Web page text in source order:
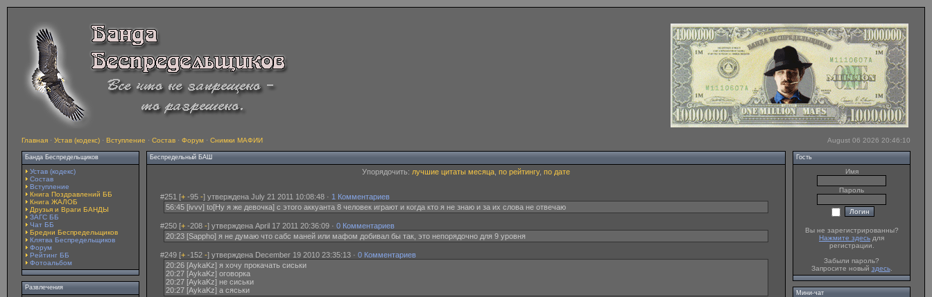
Главная · Устав (кодекс) · Вступление · Состав · Форум · Снимки МАФИИ August 06 2026 20:46:10
Банда Беспредельщиков
Устав (кодекс)
Состав
Вступление
Книга Поздравлений ББ
Книга ЖАЛОБ
Друзья и Враги БАНДЫ
ЗАГС ББ
Чат ББ
Бредни Беспредельщиков
Клятва Беспредельщиков
Форум
Рейтинг ББ
Фотоальбом
Развлечения
Беспредельный БАШ
Упорядочить: лучшие цитаты месяца по рейтингу, по дате
#251 [+ -95 -] утверждена July 21 2011 10:08:48 · 1 Комментариев
56:45 [ivvv] to[Ну я же девочка] с этого аккуанта 8 человек играют и когда кто я не знаю и за их слова не отвечаю
#250 [+ -208 -] утверждена April 17 2011 20:36:09 · 0 Комментариев
20:23 [Sappho] я не думаю что сабс маней или мафом добивал бы так, это непорядочно для 9 уровня
#249 [+ -152 -] утверждена December 19 2010 23:35:13 · 0 Комментариев
20:26 [AykaKz] я хочу прокачать сиськи
20:27 [AykaKz] оговорка
20:27 [AykaKz] не сиськи
20:27 [AykaKz] а сяськи
Гость
Имя
Пароль
Вы не зарегистрированны?
Нажмите здесь для
регистрации.
Забыли пароль?
Запросите новый здесь.
Мини-чат